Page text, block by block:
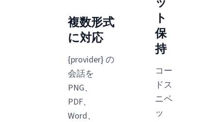
複数形式
に対応
{provider} の
会話を
PNG、
PDF、
Word、
ト
保
持
コー
ドス
ニペ
ッ